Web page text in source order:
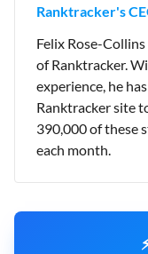
Ranktracker's
Felix Rose-
of Ranktracker.
experience, he
Ranktracker site
390,000 of these
each month.